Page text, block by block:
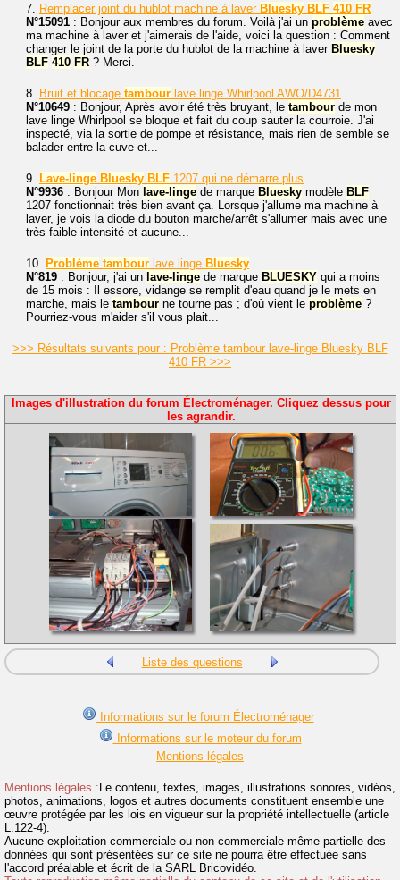
7. Remplacer joint du hublot machine à laver Bluesky BLF 410 FR
N°15091 : Bonjour aux membres du forum. Voilà j'ai un problème avec
ma machine à laver et j'aimerais de l'aide, voici la question : Comment
changer le joint de la porte du hublot de la machine à laver Bluesky
BLF 410 FR ? Merci.
8. Bruit et blocage tambour lave linge Whirlpool AWO/D4731
N°10649 : Bonjour, Après avoir été très bruyant, le tambour de mon
lave linge Whirlpool se bloque et fait du coup sauter la courroie. J'ai
inspecté, via la sortie de pompe et résistance, mais rien de semble se
balader entre la cuve et...
9. Lave-linge Bluesky BLF 1207 qui ne démarre plus
N°9936 : Bonjour Mon lave-linge de marque Bluesky modèle BLF
1207 fonctionnait très bien avant ça. Lorsque j'allume ma machine à
laver, je vois la diode du bouton marche/arrêt s'allumer mais avec une
très faible intensité et aucune...
10. Problème tambour lave linge Bluesky
N°819 : Bonjour, j'ai un lave-linge de marque BLUESKY qui a moins
de 15 mois : Il essore, vidange se remplit d'eau quand je le mets en
marche, mais le tambour ne tourne pas ; d'où vient le problème ?
Pourriez-vous m'aider s'il vous plait...
>>> Résultats suivants pour : Problème tambour lave-linge Bluesky BLF
410 FR >>>
Images d'illustration du forum Électroménager. Cliquez dessus pour
les agrandir.
Liste des questions
Informations sur le forum Électroménager
Informations sur le moteur du forum
Mentions légales
Mentions légales : Le contenu, textes, images, illustrations sonores, vidéos,
photos, animations, logos et autres documents constituent ensemble une
œuvre protégée par les lois en vigueur sur la propriété intellectuelle (article
L.122-4).
Aucune exploitation commerciale ou non commerciale même partielle des
données qui sont présentées sur ce site ne pourra être effectuée sans
l'accord préalable et écrit de la SARL Bricovidéo.